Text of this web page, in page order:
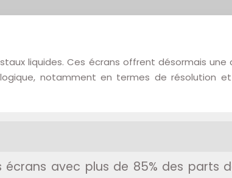
liquides. Ces écrans offrent désormais
notamment en termes de résolution
avec plus de 85% des parts